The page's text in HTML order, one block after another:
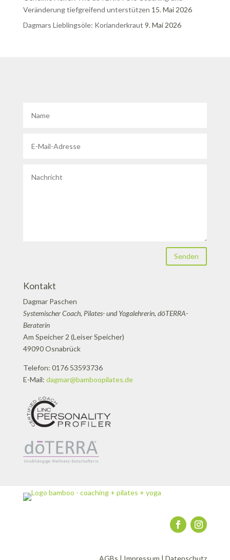
Veränderung tiefgreifend unterstützen 15. Mai 2026
Dagmars Lieblingsöle: Korianderkraut 9. Mai 2026
Senden
Kontakt
Dagmar Paschen
Systemischer Coach, Pilates- und Yogalehrerin, dōTERRA-
Beraterin
Am Speicher 2 (Leiser Speicher)
49090 Osnabrück
Telefon: 0176 53593736
E-Mail: dagmar@bamboopilates.de
AGBs | Impressum |Datenschutz